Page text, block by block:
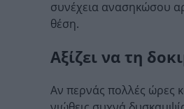
συνέχεια ανασηκώσου
θέση.
Αξίζει να τη
Αν περνάς πολλές ώρες